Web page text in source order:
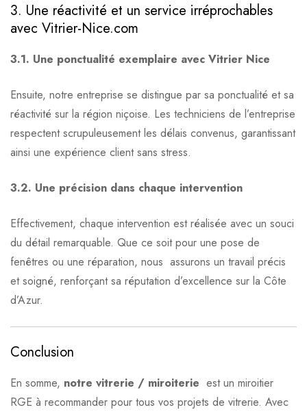
3. Une réactivité et un service irréprochables
avec Vitrier-Nice.com
3.1. Une ponctualité exemplaire avec Vitrier Nice
Ensuite, notre entreprise se distingue par sa ponctualité et sa
réactivité sur la région niçoise. Les techniciens de l’entreprise
respectent scrupuleusement les délais convenus, garantissant
ainsi une expérience client sans stress.
3.2. Une précision dans chaque intervention
Effectivement, chaque intervention est réalisée avec un souci
du détail remarquable. Que ce soit pour une pose de
fenêtres ou une réparation, nous assurons un travail précis
et soigné, renforçant sa réputation d’excellence sur la Côte
d’Azur.
Conclusion
En somme, notre vitrerie / miroiterie est un miroitier
RGE à recommander pour tous vos projets de vitrerie. Avec